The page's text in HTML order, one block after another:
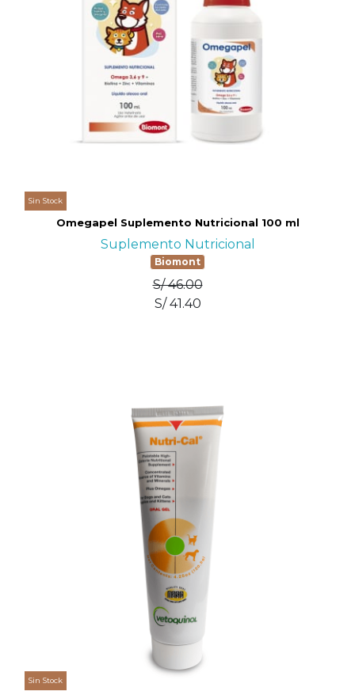
Sin Stock
Omegapel Suplemento Nutricional 100 ml
Suplemento Nutricional
Biomont
S/ 46.00
S/ 41.40
Sin Stock